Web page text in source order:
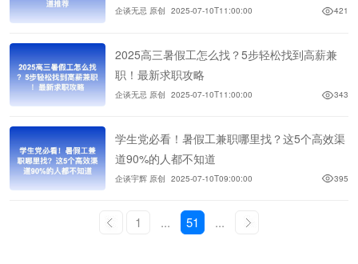
企谈无忌 原创 2025-07-10T11:00:00 421
2025高三暑假工怎么找？5步轻松找到高薪兼
职！最新求职攻略
企谈无忌 原创 2025-07-10T11:00:00 343
学生党必看！暑假工兼职哪里找？这5个高效渠
道90%的人都不知道
企谈宇辉 原创 2025-07-10T09:00:00 395
1 ... 51 ...